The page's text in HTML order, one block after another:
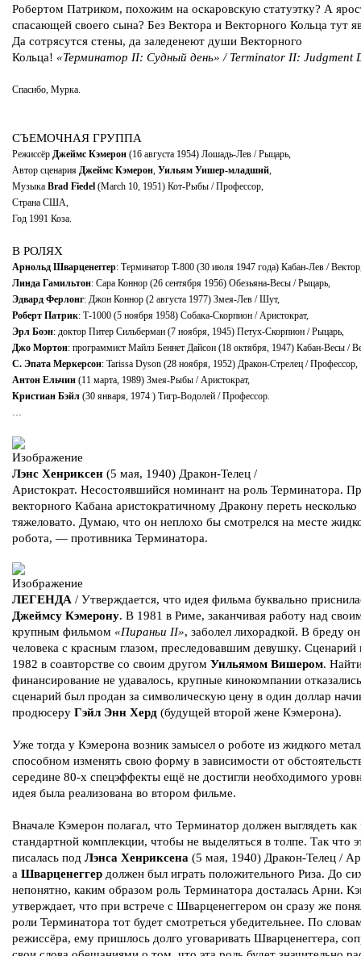
Робертом Патриком, похожим на оскаровскую статуэтку? А
спасающей своего сына? Без Вектора и Векторного Кольца тут
Да сотрясутся стены, да заледенеют души Векторного
Кольца! «Терминатор II: Судный день» / Terminator II: Judgment
Спасибо, Мурка.
СЪЕМОЧНАЯ ГРУППА
Режиссёр Джеймс Кэмерон (16 августа 1954) Лошадь-Лев / Рыцарь,
Автор сценария Джеймс Кэмерон, Уильям Уишер-младший,
Музыка Brad Fiedel (March 10, 1951) Кот-Рыбы / Профессор,
Страна США,
Год 1991 Коза.
В РОЛЯХ
Арнольд Шварценеггер: Терминатор T-800 (30 июля 1947 года) Кабан-Лев /
Линда Гамильтон: Сара Коннор (26 сентября 1956) Обезьяна-Весы / Рыцарь,
Эдвард Ферлонг: Джон Коннор (2 августа 1977) Змея-Лев / Шут,
Роберт Патрик: Т-1000 (5 ноября 1958) Собака-Cкорпион / Аристократ,
Эрл Боэн: доктор Питер Сильберман (7 ноября, 1945) Петух-Cкорпион / Рыцарь,
Джо Мортон: программист Майлз Беннет Дайсон (18 октября, 1947) Кабан-Весы /
С. Эпата Меркерсон: Tarissa Dyson (28 ноября, 1952) Дракон-Стрелец / Профессор,
Антон Ельчин (11 марта, 1989) Змея-Рыбы / Аристократ,
Кристиан Бэйл (30 января, 1974 ) Тигр-Водолей / Профессор.
…
Лэнс Хенриксен (5 мая, 1940) Дракон-Телец /
Аристократ. Несостоявшийся номинант на роль Терминатора.
векторного Кабана аристократичному Дракону переть несколько
тяжеловато. Думаю, что он неплохо бы смотрелся на месте
робота, — противника Терминатора.
ЛЕГЕНДА / Утверждается, что идея фильма буквально
Джеймсу Кэмерону. В 1981 в Риме, заканчивая работу над
крупным фильмом «Пираньи II», заболел лихорадкой. В бреду
человека с красным глазом, преследовавшим девушку. Сценарий
1982 в соавторстве со своим другом Уильямом Вишером.
финансирование не удавалось, крупные кинокомпании
сценарий был продан за символическую цену в один доллар
продюсеру Гэйл Энн Херд (будущей второй жене Кэмерона).
Уже тогда у Кэмерона возник замысел о роботе из жидкого
способном изменять свою форму в зависимости от
середине 80-х спецэффекты ещё не достигли необходимого
идея была реализована во втором фильме.
Вначале Кэмерон полагал, что Терминатор должен выглядеть как
стандартной комплекции, чтобы не выделяться в толпе. Так что
писалась под Лэнса Хенриксена (5 мая, 1940) Дракон-Телец /
а Шварценеггер должен был играть положительного Риза. До
непонятно, каким образом роль Терминатора досталась Арни.
утверждает, что при встрече с Шварценеггером он сразу же
роли Терминатора тот будет смотреться убедительнее. По
режиссёра, ему пришлось долго уговаривать Шварценеггера,